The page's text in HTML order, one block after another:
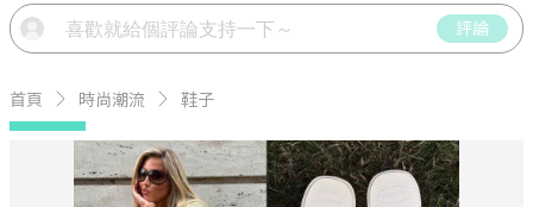
評論
首頁 時尚潮流 鞋子